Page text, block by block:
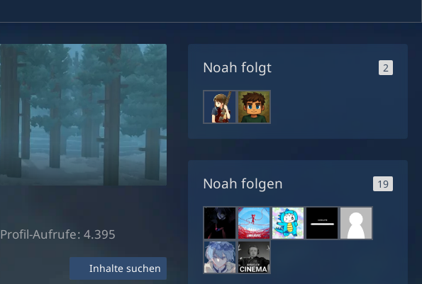
Profil-Aufrufe 4.395
Inhalte suchen
Noah folgt 2
Noah folgen 19